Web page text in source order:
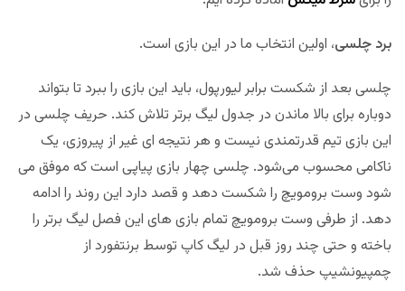
برد چلسی، اولین انتخاب ما در این بازی است.
چلسی بعد از شکست برابر لیورپول، باید این بازی را ببرد تا بتواند
دوباره برای بالا ماندن در جدول لیگ برتر تلاش کند. حریف چلسی در
این بازی تیم قدرتمندی نیست و هر نتیجه ای غیر از پیروزی، یک
ناکامی محسوب می‌شود. چلسی چهار بازی پیاپی است که موفق می
شود وست برومویچ را شکست دهد و قصد دارد این روند را ادامه
دهد. از طرفی وست برومویچ تمام بازی های این فصل لیگ برتر را
باخته و حتی چند روز قبل در لیگ کاپ توسط برنتفورد از
چمپیونشیپ حذف شد.